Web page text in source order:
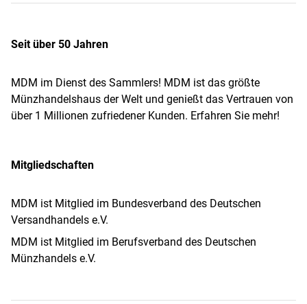
Seit über 50 Jahren
MDM im Dienst des Sammlers! MDM ist das größte
Münzhandelshaus der Welt und genießt das Vertrauen von
über 1 Millionen zufriedener Kunden. Erfahren Sie mehr!
Mitgliedschaften
MDM ist Mitglied im Bundesverband des Deutschen
Versandhandels e.V.
MDM ist Mitglied im Berufsverband des Deutschen
Münzhandels e.V.